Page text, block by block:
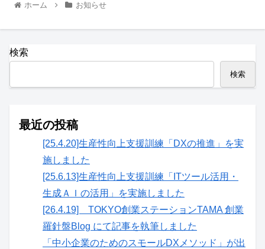
ホーム お知らせ
検索
検索
最近の投稿
[25.4.20]生産性向上支援訓練「DXの推進」を実
施しました
[25.6.13]生産性向上支援訓練「ITツール活用・
生成ＡＩの活用」を実施しました
[26.4.19] TOKYO創業ステーションTAMA 創業
羅針盤Blog にて記事を執筆しました
「中小企業のためのスモールDXメソッド」が出